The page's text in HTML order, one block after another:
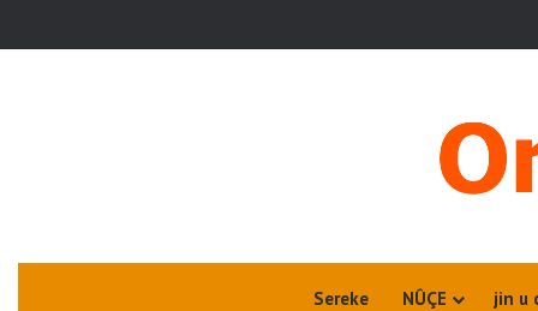
Sereke NÛÇE jin u